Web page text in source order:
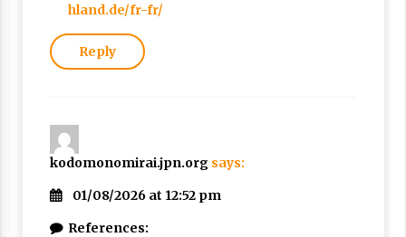
hland.de/fr-fr/
Reply
kodomonomirai.jpn.org says:
01/08/2026 at 12:52 pm
References: